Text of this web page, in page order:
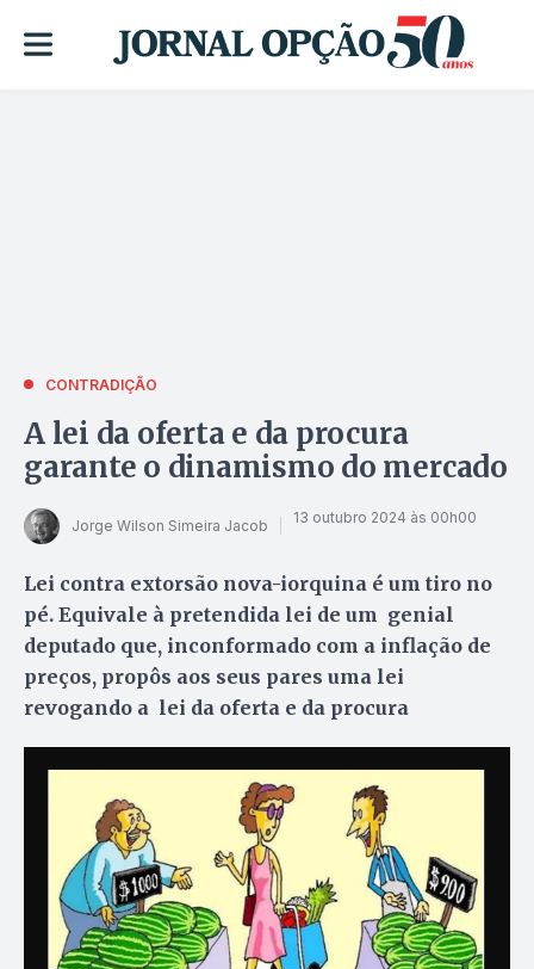
CONTRADIÇÃO
A lei da oferta e da procura
garante o dinamismo do mercado
Jorge Wilson Simeira Jacob 13 outubro 2024 às 00h00
Lei contra extorsão nova-iorquina é um tiro no
pé. Equivale à pretendida lei de um genial
deputado que, inconformado com a inflação de
preços, propôs aos seus pares uma lei
revogando a lei da oferta e da procura